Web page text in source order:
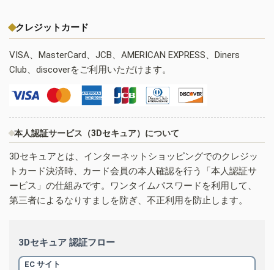
クレジットカード
VISA、MasterCard、JCB、AMERICAN EXPRESS、Diners
Club、discoverをご利用いただけます。
本人認証サービス（3Dセキュア）について
3Dセキュアとは、インターネットショッピングでのクレジッ
トカード決済時、カード会員の本人確認を行う「本人認証サ
ービス」の仕組みです。ワンタイムパスワードを利用して、
第三者によるなりすましを防ぎ、不正利用を防止します。
3Dセキュア 認証フロー
EC サイト